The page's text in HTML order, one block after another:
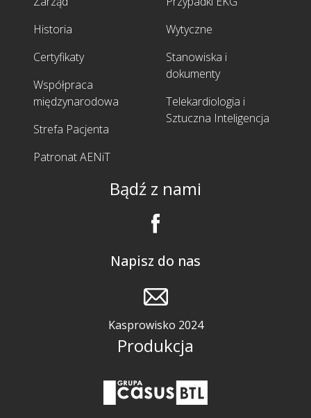
Historia
Certyfikaty
Współpraca
międzynarodowa
Strefa Pacjenta
Patronat AENiT
Wytyczne
Stanowiska i
dokumenty
Telekardiologia i
Sztuczna Inteligencja
Bądź z nami
Napisz do nas
Kasprowisko 2024
Produkcja